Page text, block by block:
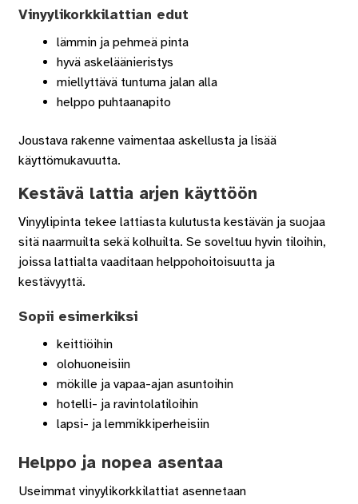
Vinyylikorkkilattian edut
lämmin ja pehmeä pinta
hyvä askeläänieristys
miellyttävä tuntuma jalan alla
helppo puhtaanapito
Joustava rakenne vaimentaa askellusta ja lisää
käyttömukavuutta.
Kestävä lattia arjen käyttöön
Vinyylipinta tekee lattiasta kulutusta kestävän ja suojaa
sitä naarmuilta sekä kolhuilta. Se soveltuu hyvin tiloihin,
joissa lattialta vaaditaan helppohoitoisuutta ja
kestävyyttä.
Sopii esimerkiksi
keittiöihin
olohuoneisiin
mökille ja vapaa-ajan asuntoihin
hotelli- ja ravintolatiloihin
lapsi- ja lemmikkiperheisiin
Helppo ja nopea asentaa
Useimmat vinyylikorkkilattiat asennetaan